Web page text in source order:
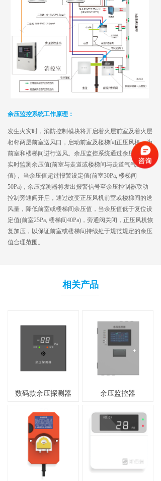
余压监控系统工作原理：
发生火灾时，消防控制模块将开启着火层前室及着火层
相邻两层前室送风口，启动前室及楼梯间正压风机，为
前室和楼梯间进行送风。余压监控系统通过余压探测器
实时监测余压值(前室与走道或楼梯间与走道气气压差
值)， 当余压值超过报警设定值(前室30Pa, 楼梯间
50Pa)，余压探测器将发出报警信号至余压控制器联动
控制旁通阀开启，通过改变正压风机前室或楼梯间的送
风量，降低前室或楼梯间余压值，当余压值低于复位设
定值(前室25Pa, 楼梯间40Pa)，旁通阀关闭，正压风机恢
复加压，以保证前室或楼梯间持续处于规范规定的余压
值合理范围。
相关产品
数码款余压探测器 余压监控器